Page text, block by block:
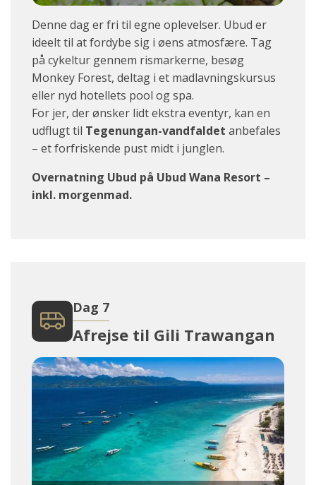
Denne dag er fri til egne oplevelser. Ubud er
ideelt til at fordybe sig i øens atmosfære. Tag
på cykeltur gennem rismarkerne, besøg
Monkey Forest, deltag i et madlavningskursus
eller nyd hotellets pool og spa.
For jer, der ønsker lidt ekstra eventyr, kan en
udflugt til Tegenungan-vandfaldet anbefales
– et forfriskende pust midt i junglen.
Overnatning Ubud på Ubud Wana Resort –
inkl. morgenmad.
Dag 7
Afrejse til Gili Trawangan